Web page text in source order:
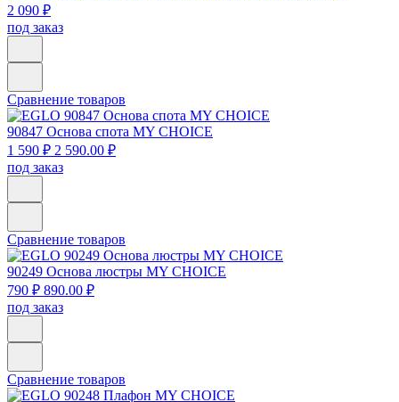
2 090 ₽
под заказ
Сравнение товаров
90847 Основа спота MY CHOICE
1 590 ₽ 2 590.00 ₽
под заказ
Сравнение товаров
90249 Основа люстры MY CHOICE
790 ₽ 890.00 ₽
под заказ
Сравнение товаров